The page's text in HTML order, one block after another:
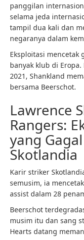
panggilan
selama jeda
tampil dua kali dan
negaranya dalam
Eksploitasi mencetak
banyak klub di
2021, Shankland
bersama Beerschot.
Lawrence
Rangers:
yang
Skotlandia
Karir striker
semusim, ia
assist dalam 28
Beerschot
musim itu dan sang
Hearts datang